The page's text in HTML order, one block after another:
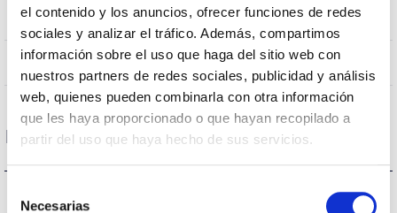
el contenido y los anuncios, ofrecer funciones de redes
sociales y analizar el tráfico. Además, compartimos
información sobre el uso que haga del sitio web con
nuestros partners de redes sociales, publicidad y análisis
web, quienes pueden combinarla con otra información
que les haya proporcionado o que hayan recopilado a
partir del uso que haya hecho de sus servicios.
Necesarias
Junção NÃO
Iluminação Directa
Dados ópticos
Temperatura de cor
3000K-4000K-